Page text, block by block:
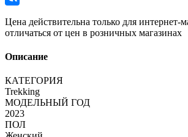
Цена действительна только для интернет-
отличаться от цен в розничных магазинах
Описание
КАТЕГОРИЯ
Trekking
МОДЕЛЬНЫЙ ГОД
2023
ПОЛ